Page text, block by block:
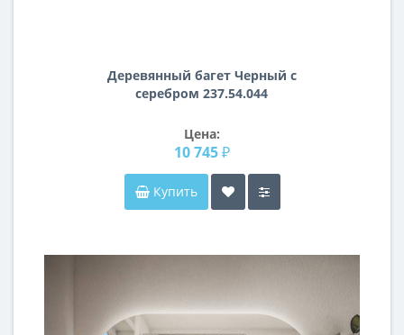
Деревянный багет Черный с
серебром 237.54.044
Цена:
10 745 ₽
Купить